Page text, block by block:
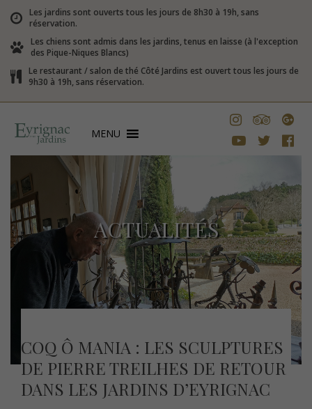
Les jardins sont ouverts tous les jours de 8h30 à 19h, sans
réservation.
Les chiens sont admis dans les jardins, tenus en laisse (à l'exception
des Pique-Niques Blancs)
Le restaurant / salon de thé Côté Jardins est ouvert tous les jours de
9h30 à 19h, sans réservation.
MENU
ACTUALITÉS
COQ Ô MANIA : LES SCULPTURES
DE PIERRE TREILHES DE RETOUR
DANS LES JARDINS D’EYRIGNAC